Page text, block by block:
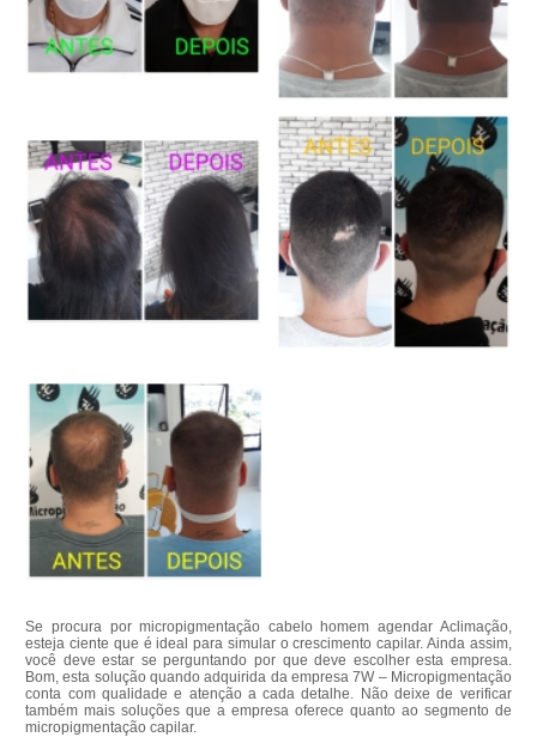
Se procura por micropigmentação cabelo homem agendar Aclimação,
esteja ciente que é ideal para simular o crescimento capilar. Ainda assim,
você deve estar se perguntando por que deve escolher esta empresa.
Bom, esta solução quando adquirida da empresa 7W – Micropigmentação
conta com qualidade e atenção a cada detalhe. Não deixe de verificar
também mais soluções que a empresa oferece quanto ao segmento de
micropigmentação capilar.